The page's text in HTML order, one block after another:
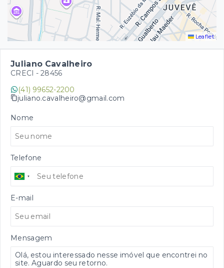
Leaflet
Juliano Cavalheiro
CRECI - 28456
(41) 99652-2200
juliano.cavalheiro@gmail.com
Nome
Telefone
E-mail
Mensagem